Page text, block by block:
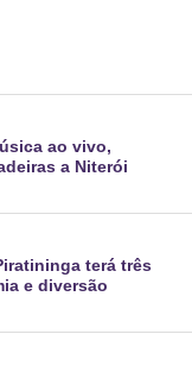
ao vivo,
a Niterói
terá três
e diversão